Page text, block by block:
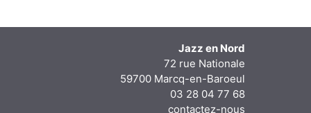
Jazz en Nord
72 rue Nationale
59700 Marcq-en-Baroeul
03 28 04 77 68
contactez-nous